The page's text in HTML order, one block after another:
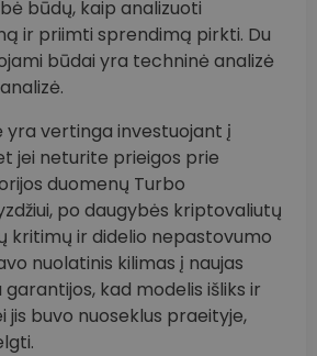
būdų, kaip analizuoti
ir priimti sprendimą pirkti. Du
būdai yra techninė analizė
yra vertinga investuojant į
jei neturite prieigos prie
duomenų Turbo
po daugybės kriptovaliutų
kritimų ir didelio nepastovumo
nuolatinis kilimas į naujas
kad modelis išliks ir
jis buvo nuoseklus praeityje,